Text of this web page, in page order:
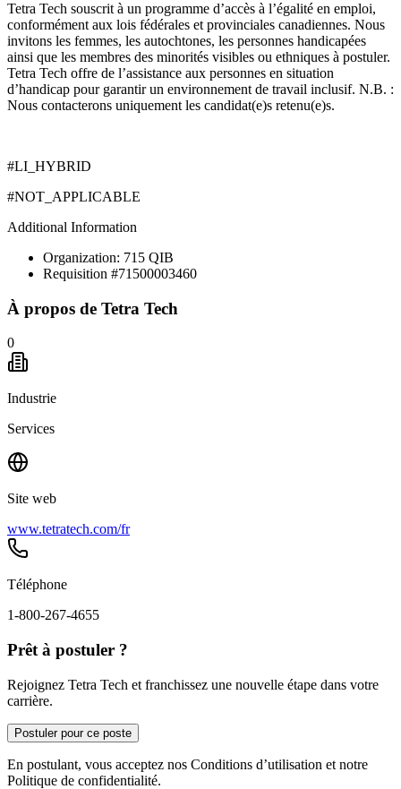
Tetra Tech souscrit à un programme d’accès à l’égalité en emploi,
conformément aux lois fédérales et provinciales canadiennes. Nous
invitons les femmes, les autochtones, les personnes handicapées
ainsi que les membres des minorités visibles ou ethniques à postuler.
Tetra Tech offre de l’assistance aux personnes en situation
d’handicap pour garantir un environnement de travail inclusif. N.B. :
Nous contacterons uniquement les candidat(e)s retenu(e)s.
#LI_HYBRID
#NOT_APPLICABLE
Additional Information
Organization: 715 QIB
Requisition #71500003460
À propos de Tetra Tech
0
Industrie
Services
Site web
www.tetratech.com/fr
Téléphone
1-800-267-4655
Prêt à postuler ?
Rejoignez Tetra Tech et franchissez une nouvelle étape dans votre
carrière.
Postuler pour ce poste
En postulant, vous acceptez nos Conditions d’utilisation et notre
Politique de confidentialité.